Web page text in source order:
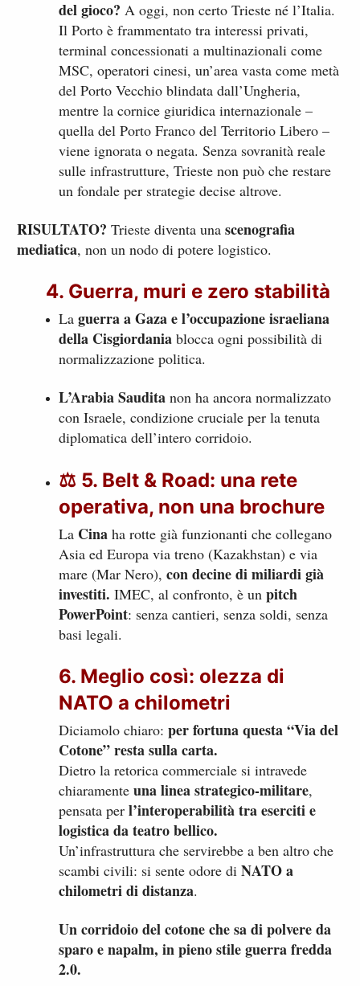
del gioco? A oggi, non certo Trieste né l’Italia.
Il Porto è frammentato tra interessi privati,
terminal concessionati a multinazionali come
MSC, operatori cinesi, un’area vasta come metà
del Porto Vecchio blindata dall’Ungheria,
mentre la cornice giuridica internazionale –
quella del Porto Franco del Territorio Libero –
viene ignorata o negata. Senza sovranità reale
sulle infrastrutture, Trieste non può che restare
un fondale per strategie decise altrove.
RISULTATO? Trieste diventa unascenografia
mediatica, non un nodo di potere logistico.
4. Guerra, muri e zero stabilità
La guerra a Gaza e l’occupazione israeliana
della Cisgiordaniablocca ogni possibilità di
normalizzazione politica.
L’Arabia Sauditanon ha ancora normalizzato
con Israele, condizione cruciale per la tenuta
diplomatica dell’intero corridoio.
⚖️ 5. Belt & Road: una rete
operativa, non una brochure
La Cinaha rotte già funzionanti che collegano
Asia ed Europa via treno (Kazakhstan) e via
mare (Mar Nero), con decine di miliardi già
investiti. IMEC, al confronto, è un pitch
PowerPoint: senza cantieri, senza soldi, senza
basi legali.
6. Meglio così: olezza di
NATO a chilometri
Diciamolo chiaro: per fortuna questa “Via del
Cotone” resta sulla carta.
Dietro la retorica commerciale si intravede
chiaramente una linea strategico-militare,
pensata per l’interoperabilità tra eserciti e
logistica da teatro bellico.
Un’infrastruttura che servirebbe a ben altro che
scambi civili: si sente odore di NATO a
chilometri di distanza.
Un corridoio del cotone che sa di polvere da
sparo e napalm, in pieno stile guerra fredda
2.0.